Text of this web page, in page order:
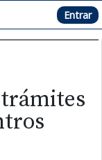
Hemeroteca Entrar